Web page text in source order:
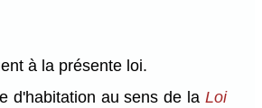
à la présente loi.
d'habitation au sens de la Loi